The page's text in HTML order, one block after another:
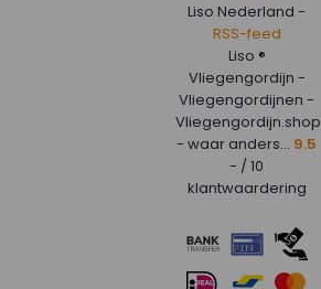
Liso Nederland -
RSS-feed
Liso ®
Vliegengordijn -
Vliegengordijnen -
Vliegengordijn.shop
- waar anders... 9.5
- / 10
klantwaardering